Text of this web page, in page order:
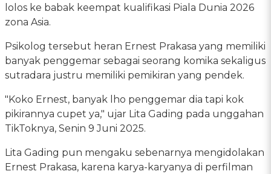
lolos ke babak keempat kualifikasi Piala Dunia 2026
zona Asia.
Psikolog tersebut heran Ernest Prakasa yang memiliki
banyak penggemar sebagai seorang komika sekaligus
sutradara justru memiliki pemikiran yang pendek.
"Koko Ernest, banyak lho penggemar dia tapi kok
pikirannya cupet ya," ujar Lita Gading pada unggahan
TikToknya, Senin 9 Juni 2025.
Lita Gading pun mengaku sebenarnya mengidolakan
Ernest Prakasa, karena karya-karyanya di perfilman